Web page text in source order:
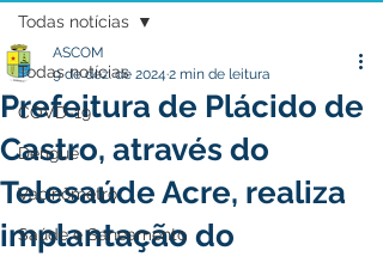
Todas notícias
COVD-19
Dengue
Vacinômetro
Saúde e Saneamento
Todas notícias
Prefeitura de Plácido de
Castro, através do
Telesaúde Acre, realiza
implantação do
ASCOM
9 de dez. de 2024 2 min de leitura